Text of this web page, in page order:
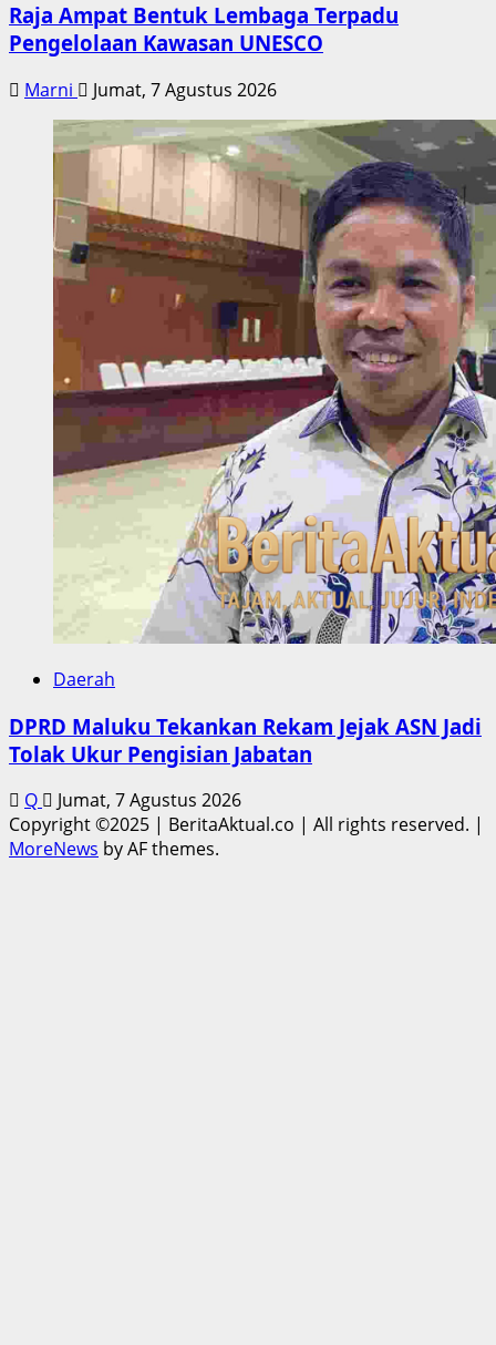
Raja Ampat Bentuk Lembaga Terpadu
Pengelolaan Kawasan UNESCO
Marni Jumat, 7 Agustus 2026
Daerah
DPRD Maluku Tekankan Rekam Jejak ASN Jadi
Tolak Ukur Pengisian Jabatan
Q
Jumat, 7 Agustus 2026
Copyright ©2025 | BeritaAktual.co | All rights reserved. |
MoreNews by AF themes.